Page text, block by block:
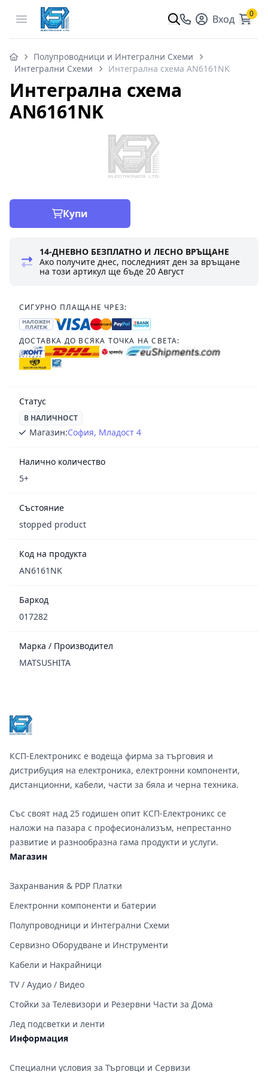
Open menu Вход 0
Полупроводници и Интегрални Схеми
Интегрални Схеми
Интегрална схема AN6161NK
Интегрална схема
AN6161NK
Купи
14-ДНЕВНО БЕЗПЛАТНО И ЛЕСНО ВРЪЩАНЕ
Ако получите днес, последният ден за връщане
на този артикул ще бъде20 Август
СИГУРНО ПЛАЩАНЕ ЧРЕЗ:
НАЛОЖЕН
ПЛАТЕЖ
ДОСТАВКА ДО ВСЯКА ТОЧКА НА СВЕТА:
Статус
В НАЛИЧНОСТ
Магазин:София, Младост 4
Налично количество
5+
Състояние
stopped product
Код на продукта
AN6161NK
Баркод
017282
Марка / Производител
MATSUSHITA
КСП-Електроникс е водеща фирма за търговия и
дистрибуция на електроника, електронни компоненти,
дистанционни, кабели, части за бяла и черна техника.
Със своят над 25 годишен опит КСП-Електроникс се
наложи на пазара с професионализъм, непрестанно
развитие и разнообразна гама продукти и услуги.
Магазин
Захранвания & PDP Платки
Електронни компоненти и батерии
Полупроводници и Интегрални Схеми
Сервизно Оборудване и Инструменти
Кабели и Накрайници
TV / Аудио / Видео
Стойки за Телевизори и Резервни Части за Дома
Лед подсветки и ленти
Информация
Специални условия за Търговци и Сервизи